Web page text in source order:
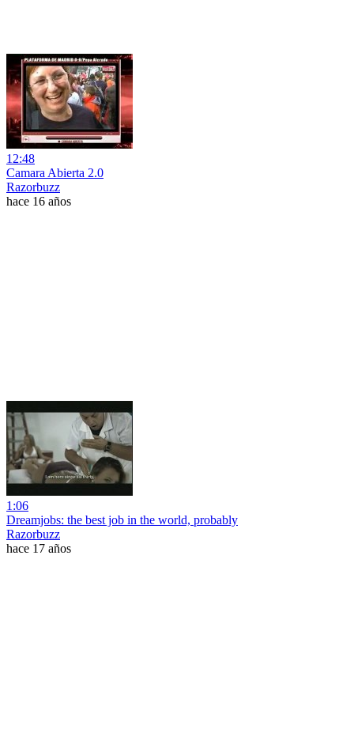
12:48
Camara Abierta 2.0
Razorbuzz
hace 16 años
1:06
Dreamjobs: the best job in the world, probably
Razorbuzz
hace 17 años